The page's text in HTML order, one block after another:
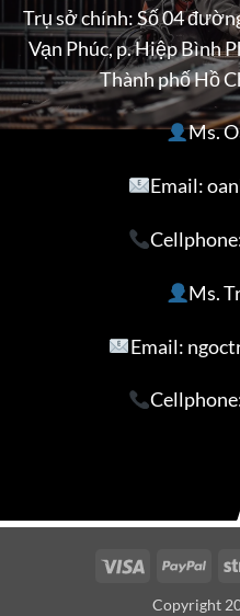
Trụ sở chính: Số 04
Vạn Phúc, p. Hiệp Bình
Thành phố Hồ
Ms.
Email:
Ms.
Email:
Visa
Copyright